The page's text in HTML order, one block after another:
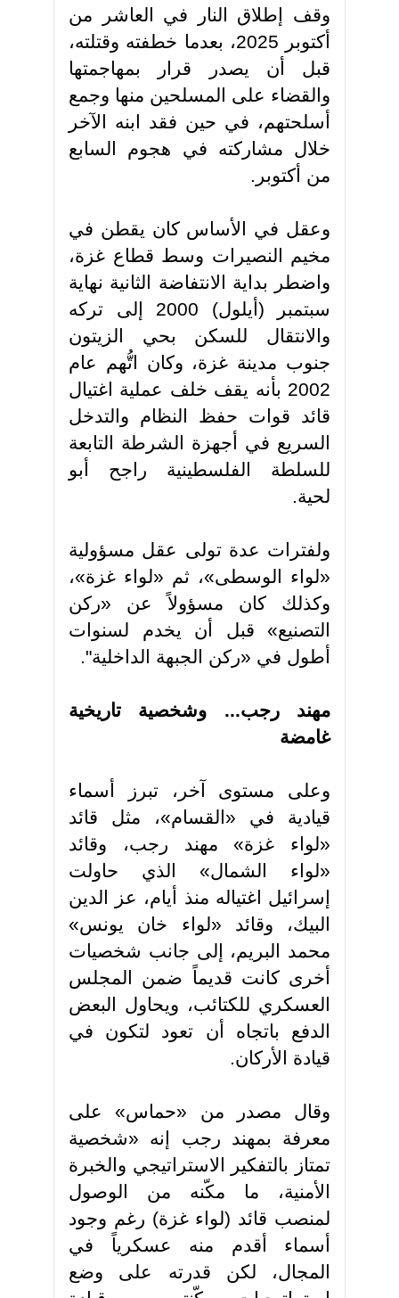
وقف إطلاق النار في العاشر من
أكتوبر 2025، بعدما خطفته وقتلته،
قبل أن يصدر قرار بمهاجمتها
والقضاء على المسلحين منها وجمع
أسلحتهم، في حين فقد ابنه الآخر
خلال مشاركته في هجوم السابع
من أكتوبر .
وعقل في الأساس كان يقطن في
مخيم النصيرات وسط قطاع غزة،
واضطر بداية الانتفاضة الثانية نهاية
سبتمبر (أيلول) 2000 إلى تركه
والانتقال للسكن بحي الزيتون
جنوب مدينة غزة، وكان اتُّهم عام
2002 بأنه يقف خلف عملية اغتيال
قائد قوات حفظ النظام والتدخل
السريع في أجهزة الشرطة التابعة
للسلطة الفلسطينية راجح أبو
لحية.
ولفترات عدة تولى عقل مسؤولية
«لواء الوسطى»، ثم «لواء غزة»،
وكذلك كان مسؤولاً عن «ركن
التصنيع» قبل أن يخدم لسنوات
أطول في «ركن الجبهة الداخلية".
مهند رجب... وشخصية تاريخية
غامضة
وعلى مستوى آخر، تبرز أسماء
قيادية في «القسام»، مثل قائد
«لواء غزة» مهند رجب، وقائد
«لواء الشمال» الذي حاولت
إسرائيل اغتياله منذ أيام، عز الدين
البيك، وقائد «لواء خان يونس»
محمد البريم، إلى جانب شخصيات
أخرى كانت قديماً ضمن المجلس
العسكري للكتائب، ويحاول البعض
الدفع باتجاه أن تعود لتكون في
قيادة الأركان.
وقال مصدر من «حماس» على
معرفة بمهند رجب إنه «شخصية
تمتاز بالتفكير الاستراتيجي والخبرة
الأمنية، ما مكّنه من الوصول
لمنصب قائد (لواء غزة) رغم وجود
أسماء أقدم منه عسكرياً في
المجال، لكن قدرته على وضع